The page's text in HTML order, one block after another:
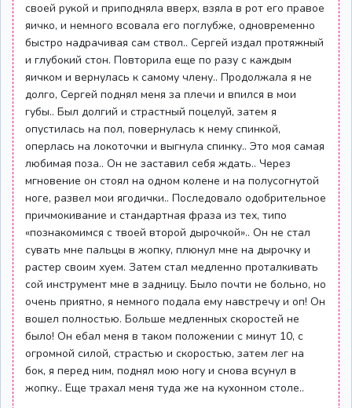
своей рукой и приподняла вверх, взяла в рот его правое
яичко, и немного всовала его поглубже, одновременно
быстро надрачивая сам ствол.. Сергей издал протяжный
и глубокий стон. Повторила еще по разу с каждым
яичком и вернулась к самому члену.. Продолжала я не
долго, Сергей поднял меня за плечи и впился в мои
губы.. Был долгий и страстный поцелуй, затем я
опустилась на пол, повернулась к нему спинкой,
оперлась на локоточки и выгнула спинку.. Это моя самая
любимая поза.. Он не заставил себя ждать.. Через
мгновение он стоял на одном колене и на полусогнутой
ноге, развел мои ягодички.. Последовало одобрительное
причмокивание и стандартная фраза из тех, типо
«познакомимся с твоей второй дырочкой».. Он не стал
сувать мне пальцы в жопку, плюнул мне на дырочку и
растер своим хуем. Затем стал медленно проталкивать
сой инструмент мне в задницу. Было почти не больно, но
очень приятно, я немного подала ему навстречу и оп! Он
вошел полностью. Больше медленных скоростей не
было! Он ебал меня в таком положении с минут 10, с
огромной силой, страстью и скоростью, затем лег на
бок, я перед ним, поднял мою ногу и снова всунул в
жопку.. Еще трахал меня туда же на кухонном столе..